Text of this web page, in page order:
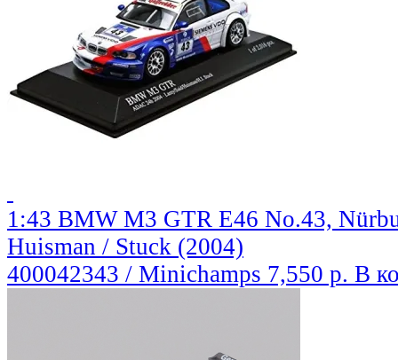
1:43 BMW M3 GTR E46 No.43,
Huisman / Stuck (2004)
400042343 / Minichamps 7,550 р. В